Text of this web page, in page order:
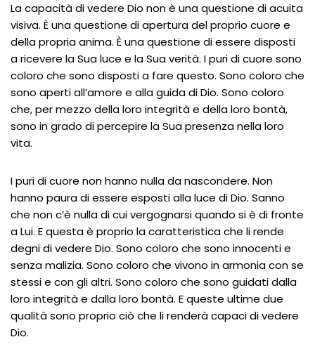
La capacità di vedere Dio non è una questione di acuita
visiva. È una questione di apertura del proprio cuore e
della propria anima. È una questione di essere disposti
a ricevere la Sua luce e la Sua verità. I puri di cuore sono
coloro che sono disposti a fare questo. Sono coloro che
sono aperti all’amore e alla guida di Dio. Sono coloro
che, per mezzo della loro integrità e della loro bontà,
sono in grado di percepire la Sua presenza nella loro
vita.
I puri di cuore non hanno nulla da nascondere. Non
hanno paura di essere esposti alla luce di Dio. Sanno
che non c’è nulla di cui vergognarsi quando si è di fronte
a Lui. E questa è proprio la caratteristica che li rende
degni di vedere Dio. Sono coloro che sono innocenti e
senza malizia. Sono coloro che vivono in armonia con se
stessi e con gli altri. Sono coloro che sono guidati dalla
loro integrità e dalla loro bontà. E queste ultime due
qualità sono proprio ciò che li renderà capaci di vedere
Dio.